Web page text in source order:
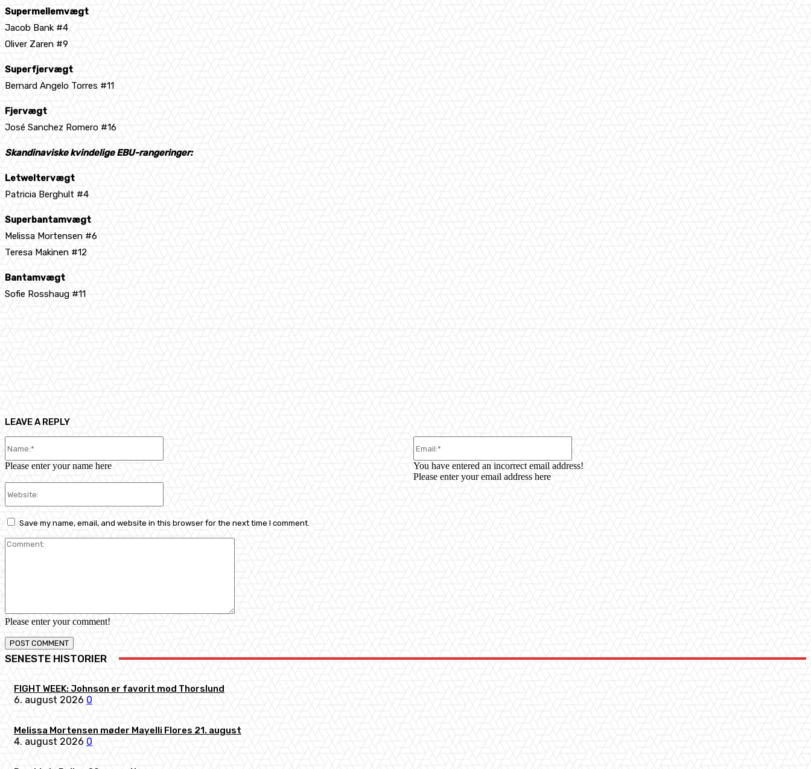
Supermellemvægt
Jacob Bank #4
Oliver Zaren #9
Superfjervægt
Bernard Angelo Torres #11
Fjervægt
José Sanchez Romero #16
Skandinaviske kvindelige EBU-rangeringer:
Letweltervægt
Patricia Berghult #4
Superbantamvægt
Melissa Mortensen #6
Teresa Makinen #12
Bantamvægt
Sofie Rosshaug #11
LEAVE A REPLY
Please enter your comment!
Please enter your name here
You have entered an incorrect email address!
Please enter your email address here
Save my name, email, and website in this browser for the next time I comment.
SENESTE HISTORIER
FIGHT WEEK: Johnson er favorit mod Thorslund
6. august 2026 0
Melissa Mortensen møder Mayelli Flores 21. august
4. august 2026 0